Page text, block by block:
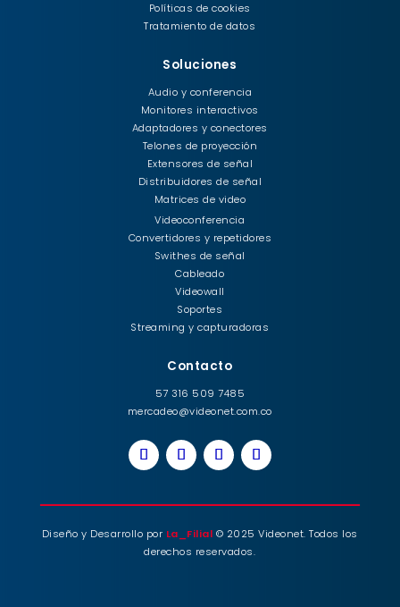
Políticas de cookies
Tratamiento de datos
Soluciones
Audio y conferencia
Monitores interactivos
Adaptadores y conectores
Telones de proyección
Extensores de señal
Distribuidores de señal
Matrices de video
Videoconferencia
Convertidores y repetidores
Swithes de señal
Cableado
Videowall
Soportes
Streaming y capturadoras
Contacto
57 316 509 7485
mercadeo@videonet.com.co
Diseño y Desarrollo por La_Filial © 2025 Videonet. Todos los
derechos reservados.